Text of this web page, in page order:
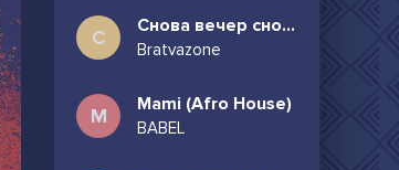
С Снова вечер снова дождь может всё таки придёшь
Bratvazone
M Mami (Afro House)
BABEL